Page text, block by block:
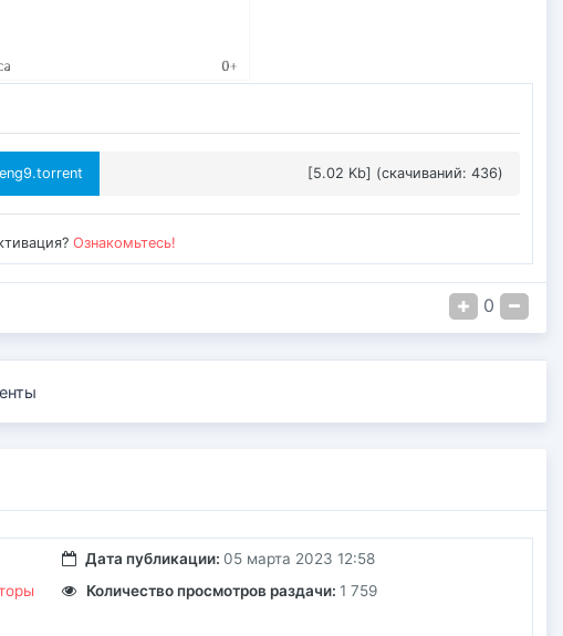
[5.02 Kb] (cкачиваний: 436)
Ознакомьтесь!
0
Дата публикации: 05 марта 2023 12:58
Количество просмотров раздачи: 1 759